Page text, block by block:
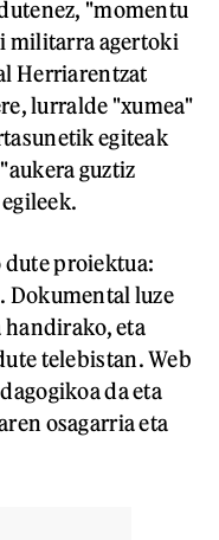
"momentu
militarra agertoki
Herriarentzat
lurralde "xumea"
egiteak
guztiz
proiektua:
Dokumental luze
eta
telebistan. Web
da eta
osagarria eta